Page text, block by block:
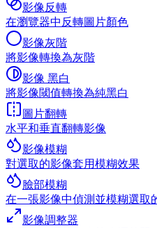
影像反轉
在瀏覽器中反轉圖片顏色
影像灰階
將影像轉換為灰階
影像 黑白
將影像閾值轉換為純黑白
圖片翻轉
水平和垂直翻轉影像
影像模糊
對選取的影像套用模糊效果
臉部模糊
在一張影像中偵測並模糊選取
影像調整器